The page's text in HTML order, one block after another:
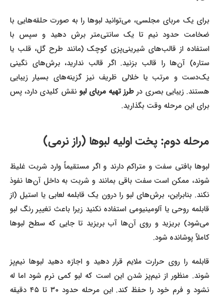
برای یک مربای مجلسی، می‌توانید لبوها را به صورت حلقه‌هایی با
ضخامت حدود نیم تا یک سانتی‌متر برش دهید و سپس با
استفاده از قالب‌های شیرینی‌پزی کوچک (مانند طرح گل، قلب یا
ستاره) آن‌ها را قالب بزنید. اگر قالب ندارید، برش‌های نگینی
یک‌دست و مرتب یا خلالی ظریف نیز گزینه‌های بسیار زیبایی
هستند. زیبایی بصری در طرز تهیه مربای لبو نقش کلیدی دارد، پس
برای این مرحله وقت بگذارید.
مرحله دوم: پخت اولیه لبوها (راز نرمی)
لبوها بافتی سفت و متراکم دارند و اگر مستقیماً وارد شربت غلیظ
شوند، ممکن است سفت باقی بمانند و شربت به داخل آن‌ها نفوذ
نکند. بنابراین، برش‌های لبو را درون یک قابلمه لعابی یا استیل (از
قابلمه روحی یا آلومینیومی استفاده نکنید زیرا باعث تغییر رنگ لبو
می‌شود) بریزید و روی آن‌ها آب بریزید تا جایی که سطح لبوها
کاملاً پوشانده شود.
قابلمه را روی حرارت ملایم قرار دهید و اجازه دهید لبوها نیم‌پز
شوند. منظور از نیم‌پز شدن این است که لبو کمی نرم شود اما له
نشود و فرم خود را حفظ کند. این مرحله حدود ۳۰ تا ۴۵ دقیقه